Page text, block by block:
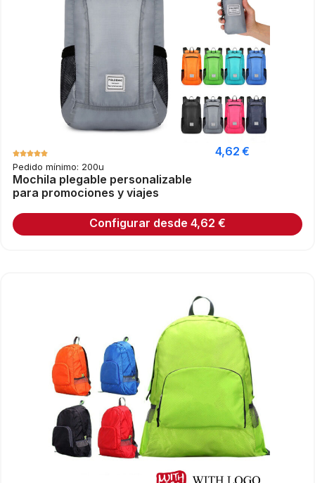
Pedido mínimo: 200u
Mochila plegable personalizable
para promociones y viajes
4,62€
Configurar desde 4,62 €